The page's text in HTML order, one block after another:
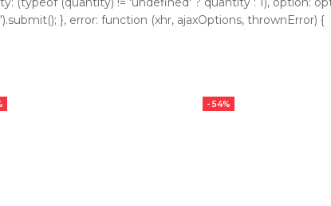
}, error: function (xhr, ajaxOptions, thrownError) {
- 54%